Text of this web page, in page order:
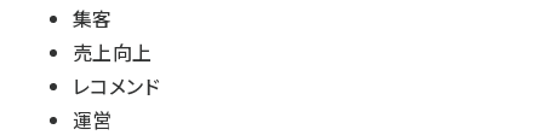
集客
売上向上
レコメンド
運営